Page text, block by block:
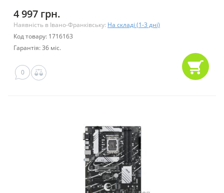
4 997 грн.
Наявність в Івано-Франківську: На складі (1-3 дні)
Код товару: 1716163
Гарантія: 36 міс.
0